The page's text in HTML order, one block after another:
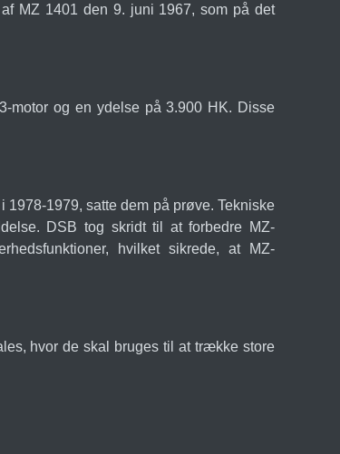
MZ 1401 den 9. juni 1967, som på det
motor og en ydelse på 3.900 HK. Disse
1978-1979, satte dem på prøve. Tekniske
DSB tog skridt til at forbedre MZ-
hvilket sikrede, at MZ-
hvor de skal bruges til at trække store